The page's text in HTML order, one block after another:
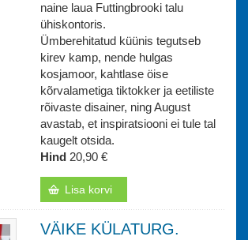
naine laua Futtingbrooki talu
ühiskontoris.
Ümberehitatud küünis tegutseb
kirev kamp, nende hulgas
kosjamoor, kahtlase öise
kõrvalametiga tiktokker ja eetiliste
rõivaste disainer, ning August
avastab, et inspiratsiooni ei tule tal
kaugelt otsida.
Hind 20,90 €
Lisa korvi
VÄIKE KÜLATURG.